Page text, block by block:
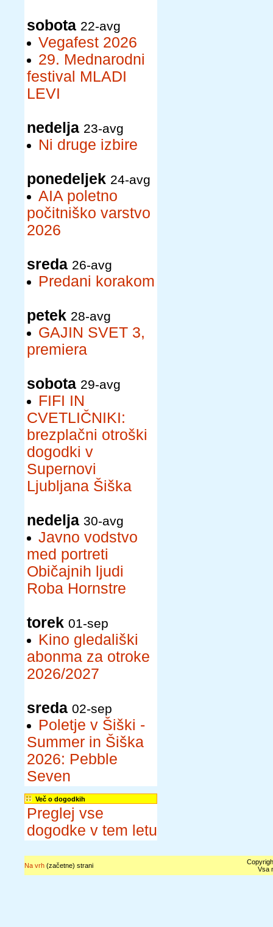
sobota 22-avg
Vegafest 2026
29. Mednarodni
festival MLADI
LEVI
nedelja 23-avg
Ni druge izbire
ponedeljek 24-avg
AIA poletno
počitniško varstvo
2026
sreda 26-avg
Predani korakom
petek 28-avg
GAJIN SVET 3,
premiera
sobota 29-avg
FIFI IN
CVETLIČNIKI:
brezplačni otroški
dogodki v
Supernovi
Ljubljana Šiška
nedelja 30-avg
Javno vodstvo
med portreti
Običajnih ljudi
Roba Hornstre
torek 01-sep
Kino gledališki
abonma za otroke
2026/2027
sreda 02-sep
Poletje v Šiški -
Summer in Šiška
2026: Pebble
Seven
Več o dogodkih
Preglej vse
dogodke v tem letu
Na vrh(začetne) strani
Vsa